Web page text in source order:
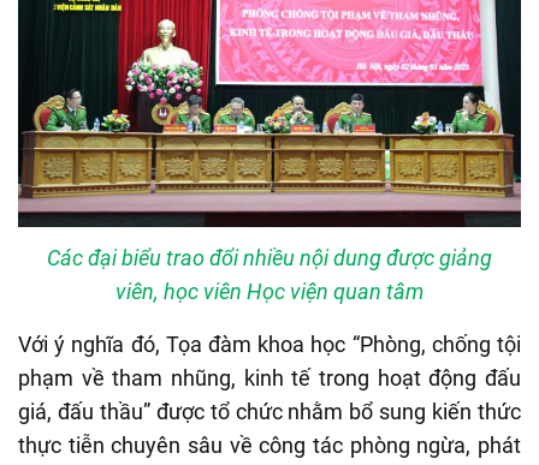
Các đại biểu trao đổi nhiều nội dung được giảng
viên, học viên Học viện quan tâm
Với ý nghĩa đó, Tọa đàm khoa học “Phòng, chống tội
phạm về tham nhũng, kinh tế trong hoạt động đấu
giá, đấu thầu” được tổ chức nhằm bổ sung kiến thức
thực tiễn chuyên sâu về công tác phòng ngừa, phát